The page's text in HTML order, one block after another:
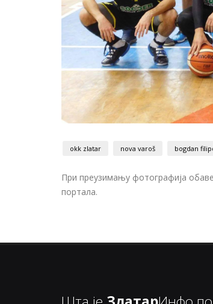
okk zlatar nova varoš bogdan
При преузимању фотографија
портала.